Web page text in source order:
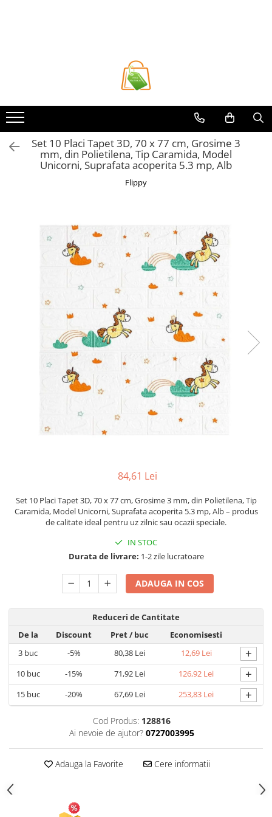
Accesorii Birou si Consumabile
Articole pentru baie
Articole pentru Bucatarie
Accesorii Bucătărie
Dozatoare Condimente
Organizatoare si Depozitare
Ustensile pentru Bucătărie
Ustensile pentru Bucătărie
Veselă pentru Masă
Articole pentru Casa si Curatenie
Accesorii Ingrijire Casa
Cutii depozitare
Maturi, Perii, Mopuri si Galeti
Produse ingrijire incaltaminte
Radiatoare si Seminee electrice
Steaguri
Uscatoare si Standere Haine
Articole pentru Gradina si Bricolaj
Lampi de veghe
Articole si, Echipamente pentru
Pelerine, Umbrele si Accesorii
Videoproiectoare
Kit-uri Siguranţă Auto
Suporti auto
Accesorii biciclete
Ochelari de Protecţie
Set 10 Placi Tapet 3D, 70 x 77 cm, Grosime 3
mm, din Polietilena, Tip Caramida, Model
Unicorni, Suprafata acoperita 5.3 mp, Alb
Flippy
84,61 Lei
Set 10 Placi Tapet 3D, 70 x 77 cm, Grosime 3 mm, din Polietilena, Tip
Caramida, Model Unicorni, Suprafata acoperita 5.3 mp, Alb – produs
de calitate ideal pentru uz zilnic sau ocazii speciale.
IN STOC
Durata de livrare: 1-2 zile lucratoare
ADAUGA IN COS
Reduceri de Cantitate
De la
Discount Pret/ buc
Economisesti
3 buc -5% 80,38 Lei 12,69 Lei +
10buc -15% 71,92 Lei 126,92 Lei +
15buc -20% 67,69 Lei 253,83 Lei +
Cod Produs: 128816
Ai nevoie de ajutor? 0727003995
Adauga la Favorite Cere informatii